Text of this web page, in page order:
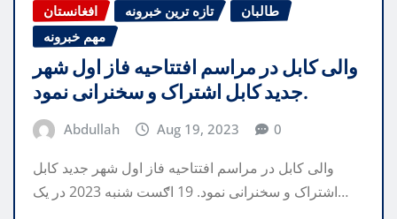
افغانستان تازه ترین خبرونه
طالبان
مهم خبرونه
والی کابل در مراسم افتتاحیه فاز اول شهر
جدید کابل اشتراک و سخنرانی نمود.
Abdullah Aug 19, 2023 0
والی کابل در مراسم افتتاحیه فاز اول شهر جدید کابل
اشتراک و سخنرانی نمود. 19 اګست شنبه 2023 در یک…